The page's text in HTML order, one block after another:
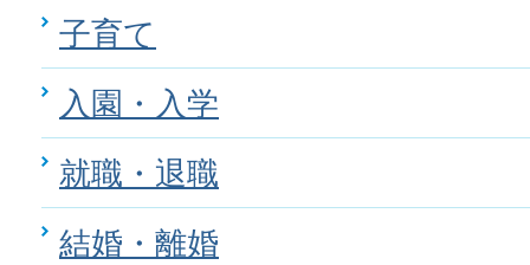
子育て
入園・入学
就職・退職
結婚・離婚